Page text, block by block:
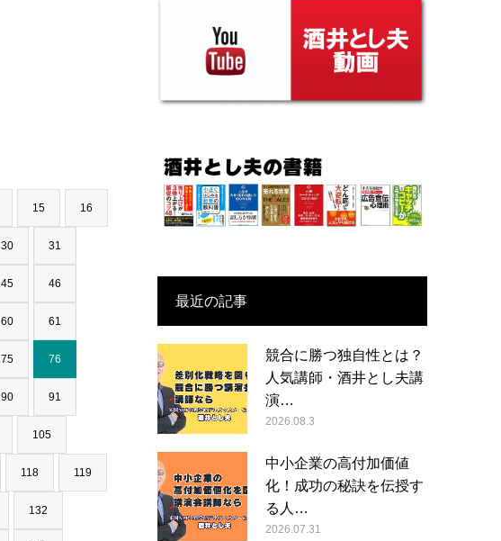
15 16
30 31
45 46
60 61
75 76
90 91
105
118 119
132
最近の記事
競合に勝つ独自性とは？
人気講師・酒井とし夫講
演…
2026.08.3
中小企業の高付加価値
化！成功の秘訣を伝授す
る人…
2026.07.31